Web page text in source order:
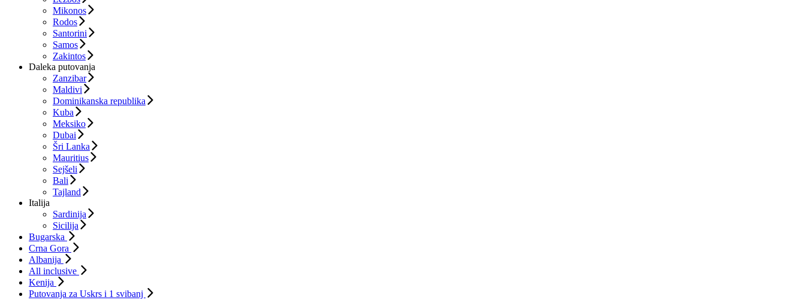
Mikonos
Rodos
Santorini
Samos
Zakintos
Daleka putovanja
Zanzibar
Maldivi
Dominikanska republika
Kuba
Meksiko
Dubai
Šri Lanka
Mauritius
Sejšeli
Bali
Tajland
Italija
Sardinija
Sicilija
Bugarska
Crna Gora
Albanija
All inclusive
Kenija
Putovanja za Uskrs i 1 svibanj